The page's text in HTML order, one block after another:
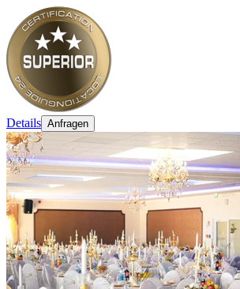
Details Anfragen